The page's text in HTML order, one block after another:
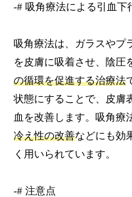
-# 吸角療法による引血下
吸角療法は、ガラスやプ
を皮膚に吸着させ、陰圧
の循環を促進する治療法
状態にすることで、皮膚
血を改善します。吸角療
冷え性の改善などにも効
く用いられています。
-# 注意点